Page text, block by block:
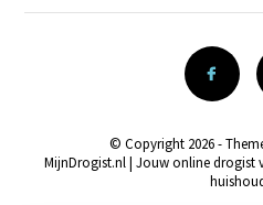
© Copyright 2026 -
MijnDrogist.nl | Jouw online drogist